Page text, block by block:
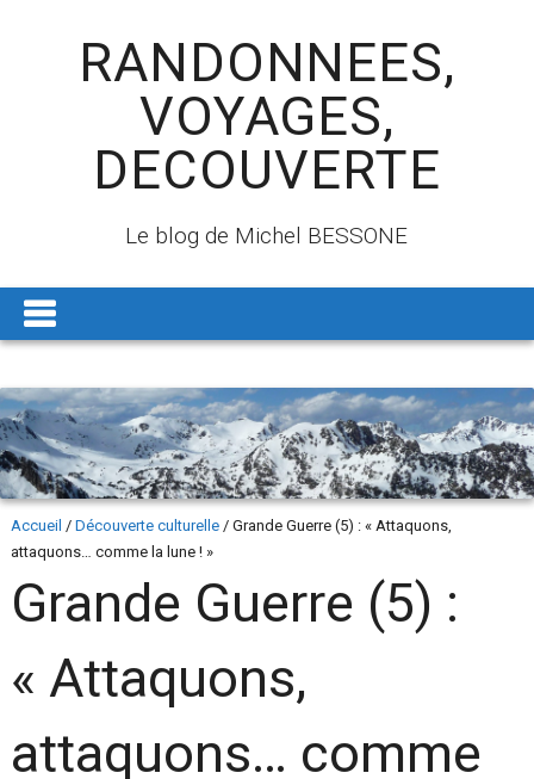
RANDONNEES,
VOYAGES,
DECOUVERTE
Le blog de Michel BESSONE
Accueil / Découverte culturelle/ Grande Guerre (5) : « Attaquons,
attaquons… comme la lune ! »
Grande Guerre (5) :
« Attaquons,
attaquons… comme